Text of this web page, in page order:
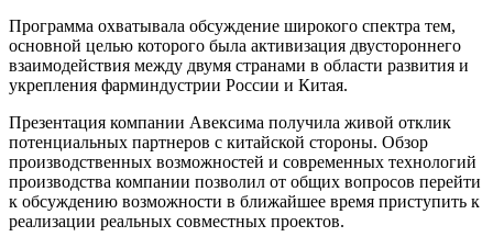
Программа охватывала обсуждение широкого спектра тем,
основной целью которого была активизация двустороннего
взаимодействия между двумя странами в области развития и
укрепления фарминдустрии России и Китая.
Презентация компании Авексима получила живой отклик
потенциальных партнеров с китайской стороны. Обзор
производственных возможностей и современных технологий
производства компании позволил от общих вопросов перейти
к обсуждению возможности в ближайшее время приступить к
реализации реальных совместных проектов.